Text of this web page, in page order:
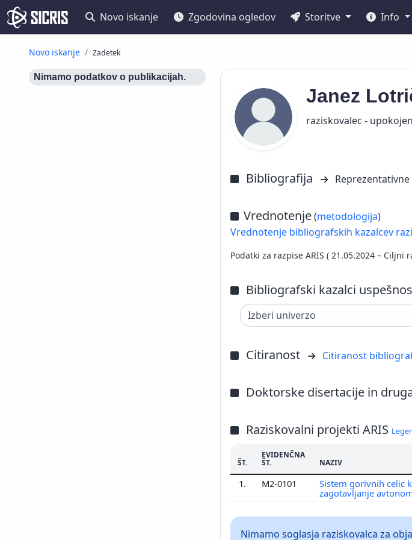
Novo iskanje Zgodovina ogledov Storitve Info
Novo iskanje Zadetek
Nimamo podatkov o publikacijah.
Janez
raziskovalec - upokojen
Bibliografija
Vrednotenje(metodologija)
Vrednotenje bibliografskih kazalcev
Podatki za razpise ARIS ( 21.05.2024 – Ciljni
Bibliografski kazalci
Citiranost Citiranost
Doktorske disertacije in
Raziskovalni projekti ARIS
ŠT.
EVIDENČNA
ŠT. NAZIV
1. M2-0101
Sistem gorivnih celic
zagotavljanje
Nimamo soglasja raziskovalca za